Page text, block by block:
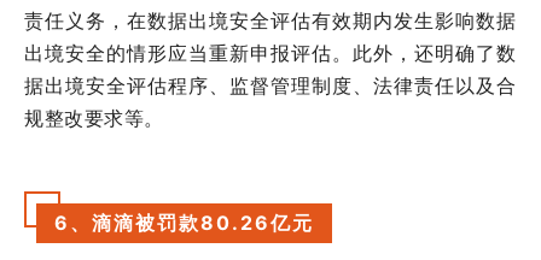
责任义务，在数据出境安全评估有效期内发生影响数据
出境安全的情形应当重新申报评估。此外，还明确了数
据出境安全评估程序、监督管理制度、法律责任以及合
规整改要求等。
6、滴滴被罚款80.26亿元